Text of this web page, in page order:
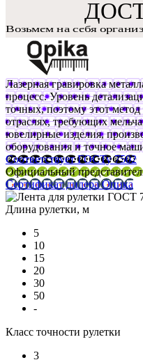
Лазерная гравировка
процесс. Уровень
точных, поэтому этот
отраслях, требующих
ювелирные изделия,
оборудования и точное
Соответствует ГОСТу 7502
Официальный
Сертификат дилера Опика
Длина рулетки, м
5
10
15
20
30
50
-
Класс точности рулетки
3